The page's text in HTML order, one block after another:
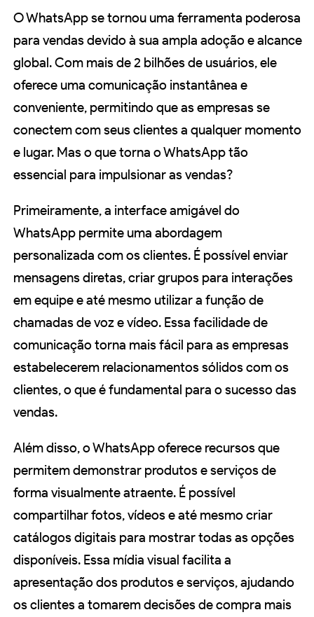
O WhatsApp se tornou uma ferramenta poderosa
para vendas devido à sua ampla adoção e alcance
global. Com mais de 2 bilhões de usuários, ele
oferece uma comunicação instantânea e
conveniente, permitindo que as empresas se
conectem com seus clientes a qualquer momento
e lugar. Mas o que torna o WhatsApp tão
essencial para impulsionar as vendas?
Primeiramente, a interface amigável do
WhatsApp permite uma abordagem
personalizada com os clientes. É possível enviar
mensagens diretas, criar grupos para interações
em equipe e até mesmo utilizar a função de
chamadas de voz e vídeo. Essa facilidade de
comunicação torna mais fácil para as empresas
estabelecerem relacionamentos sólidos com os
clientes, o que é fundamental para o sucesso das
vendas.
Além disso, o WhatsApp oferece recursos que
permitem demonstrar produtos e serviços de
forma visualmente atraente. É possível
compartilhar fotos, vídeos e até mesmo criar
catálogos digitais para mostrar todas as opções
disponíveis. Essa mídia visual facilita a
apresentação dos produtos e serviços, ajudando
os clientes a tomarem decisões de compra mais